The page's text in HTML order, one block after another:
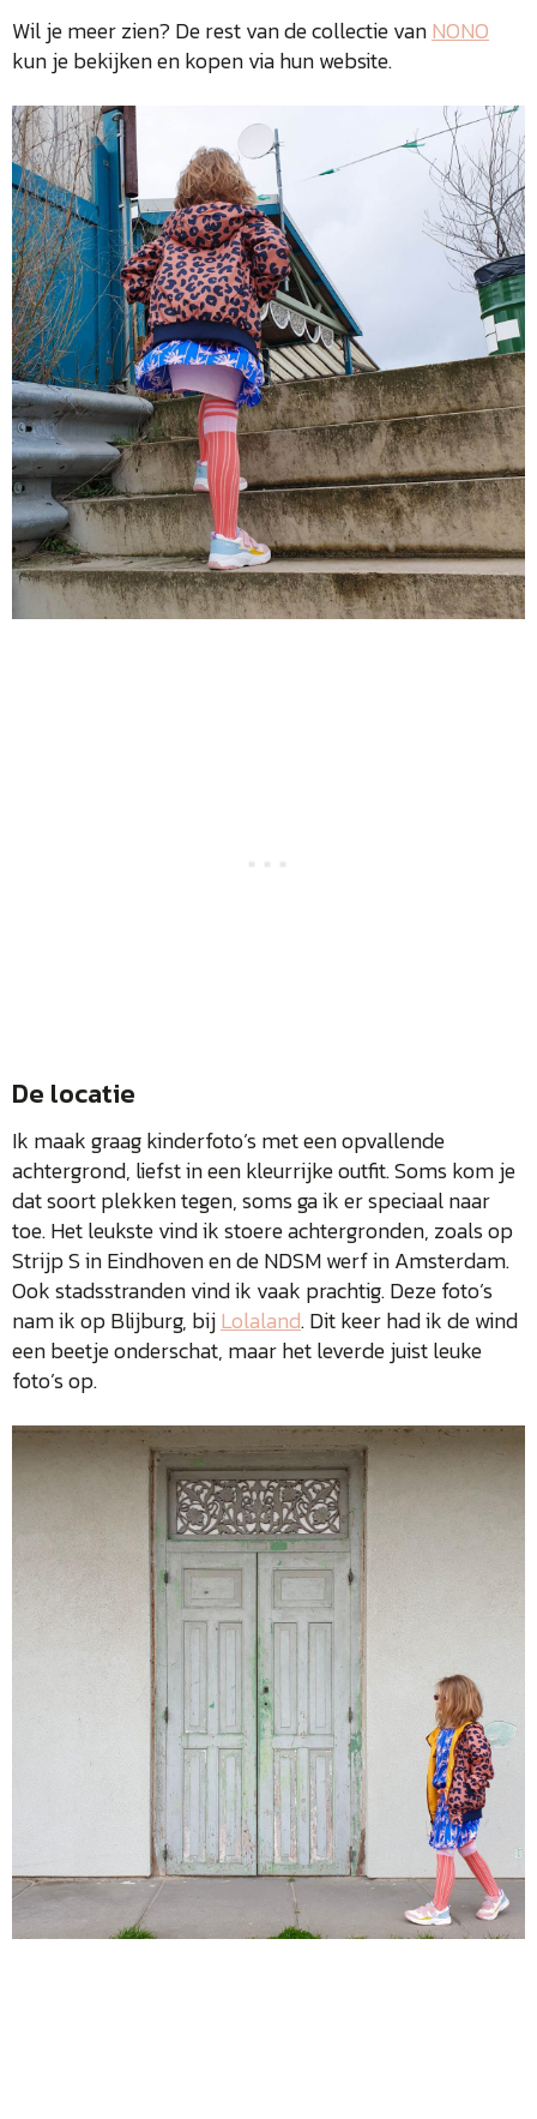
Wil je meer zien? De rest van de collectie vanNONO
kun je bekijken en kopen via hun website.
De locatie
Ik maak graag kinderfoto’s met een opvallende
achtergrond, liefst in een kleurrijke outfit. Soms kom je
dat soort plekken tegen, soms ga ik er speciaal naar
toe. Het leukste vind ik stoere achtergronden, zoals op
Strijp S in Eindhoven en de NDSM werf in Amsterdam.
Ook stadsstranden vind ik vaak prachtig. Deze foto’s
nam ik op Blijburg, bijLolaland. Dit keer had ik de wind
een beetje onderschat, maar het leverde juist leuke
foto’s op.